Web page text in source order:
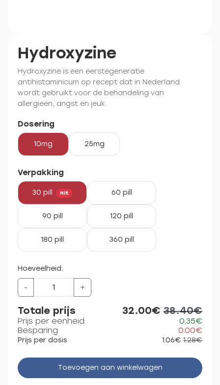
Hydroxyzine
Hydroxyzine is een eerstegeneratie
antihistaminicum op recept dat in Nederland
wordt gebruikt voor de behandeling van
allergieën, angst en jeuk.
Dosering
10mg 25mg
Verpakking
30 pill Hit 60 pill
90 pill 120 pill
180 pill 360 pill
Hoeveelheid:
- +
Totale prijs 32.00€ 38.40€
Prijs per eenheid
0.35€
Besparing
0.00€
Prijs per dosis 1.06€ 1.28€
Toevoegen aan winkelwagen